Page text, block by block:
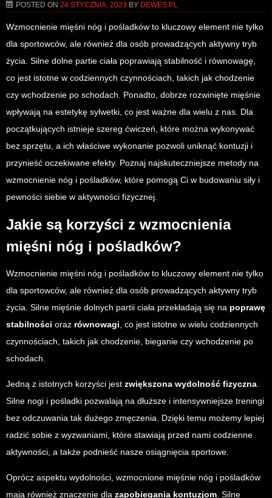
POSTED ON 24 STYCZNIA, 2023 BY DEWES.PL
Wzmocnienie mięśni nóg i pośladków to kluczowy element nie tylko
dla sportowców, ale również dla osób prowadzących aktywny tryb
życia. Silne dolne partie ciała poprawiają stabilność i równowagę,
co jest istotne w codziennych czynnościach, takich jak chodzenie
czy wchodzenie po schodach. Ponadto, dobrze rozwinięte mięśnie
wpływają na estetykę sylwetki, co jest ważne dla wielu z nas. Dla
początkujących istnieje szereg ćwiczeń, które można wykonywać
bez sprzętu, a ich właściwe wykonanie pozwoli uniknąć kontuzji i
przynieść oczekiwane efekty. Poznaj najskuteczniejsze metody na
wzmocnienie nóg i pośladków, które pomogą Ci w budowaniu siły i
pewności siebie w aktywności fizycznej.
Jakie są korzyści z wzmocnienia
mięśni nóg i pośladków?
Wzmocnienie mięśni nóg i pośladków to kluczowy element nie tylko
dla sportowców, ale również dla osób prowadzących aktywny tryb
życia. Silne mięśnie dolnych partii ciała przekładają się na poprawę
stabilności oraz równowagi, co jest istotne w wielu codziennych
czynnościach, takich jak chodzenie, bieganie czy wchodzenie po
schodach.
Jedną z istotnych korzyści jest zwiększona wydolność fizyczna.
Silne nogi i pośladki pozwalają na dłuższe i intensywniejsze treningi
bez odczuwania tak dużego zmęczenia. Dzięki temu możemy lepiej
radzić sobie z wyzwaniami, które stawiają przed nami codzienne
aktywności, a także podnieść nasze osiągnięcia sportowe.
Oprócz aspektu wydolności, wzmocnione mięśnie nóg i pośladków
mają również znaczenie dla zapobiegania kontuzjom. Silne